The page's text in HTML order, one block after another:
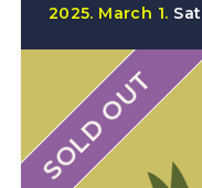
2025. March 1.
SOLD OUT